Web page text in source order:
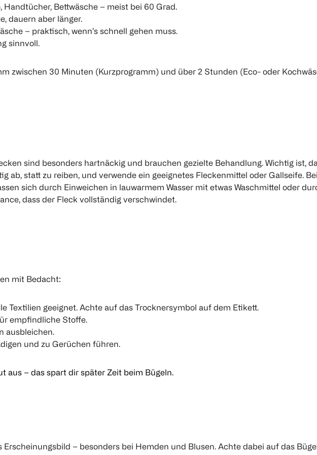
Handtücher, Bettwäsche – meist bei 60 Grad.
dauern aber länger.
– praktisch, wenn’s schnell gehen muss.
sinnvoll.
zwischen 30 Minuten (Kurzprogramm) und über 2 Stunden (Eco- oder
sind besonders hartnäckig und brauchen gezielte Behandlung. Wichtig ist,
ab, statt zu reiben, und verwende ein geeignetes Fleckenmittel oder Gallseife.
sich durch Einweichen in lauwarmem Wasser mit etwas Waschmittel oder
dass der Fleck vollständig verschwindet.
mit Bedacht:
Textilien geeignet. Achte auf das Trocknersymbol auf dem Etikett.
empfindliche Stoffe.
ausbleichen.
und zu Gerüchen führen.
aus – das spart dir später Zeit beim Bügeln.
– besonders bei Hemden und Blusen. Achte dabei auf das